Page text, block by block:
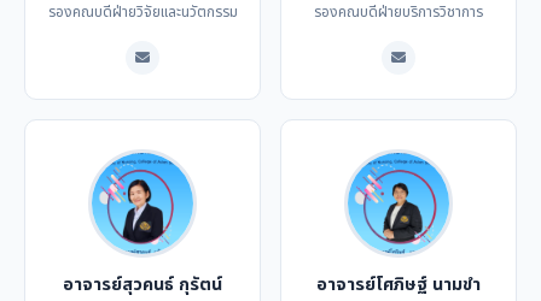
รองคณบดีฝ่ายวิจัยและนวัตกรรม รองคณบดีฝ่ายบริการวิชาการ
อาจารย์สุวคนธ์ กุรัตน์ อาจารย์โศภิษฐ์ นามขำ